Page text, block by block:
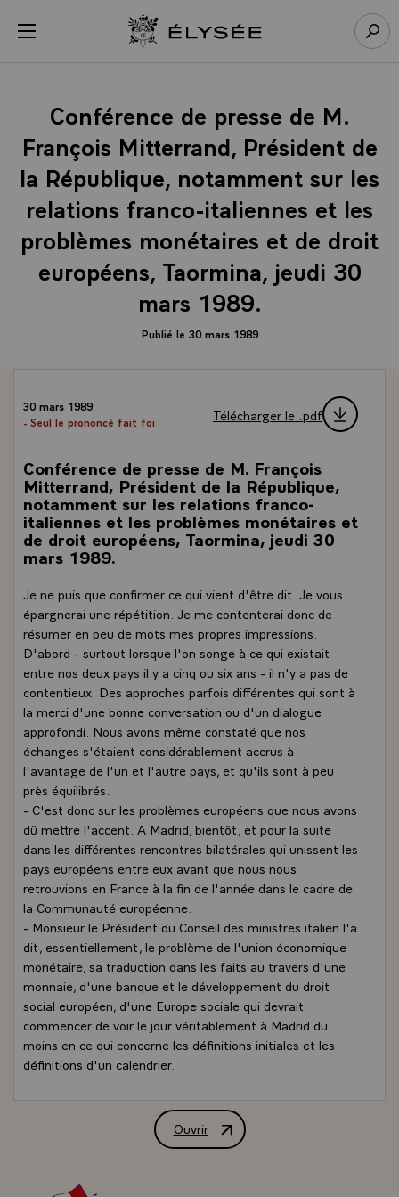
menu Retour à l’accueil Élysée
Conférence de presse de M.
François Mitterrand, Président de
la République, notamment sur les
relations franco-italiennes et les
problèmes monétaires et de droit
européens, Taormina, jeudi 30
mars 1989.
Publié le 30 mars 1989
30 mars 1989
- Seul le prononcé fait foi
Télécharger le .pdf
Conférence de presse de M. François
Mitterrand, Président de la République,
notamment sur les relations franco-
italiennes et les problèmes monétaires et
de droit européens, Taormina, jeudi 30
mars 1989.
Je ne puis que confirmer ce qui vient d'être dit. Je vous
épargnerai une répétition. Je me contenterai donc de
résumer en peu de mots mes propres impressions.
D'abord - surtout lorsque l'on songe à ce qui existait
entre nos deux pays il y a cinq ou six ans - il n'y a pas de
contentieux. Des approches parfois différentes qui sont à
la merci d'une bonne conversation ou d'un dialogue
approfondi. Nous avons même constaté que nos
échanges s'étaient considérablement accrus à
l'avantage de l'un et l'autre pays, et qu'ils sont à peu
près équilibrés.
- C'est donc sur les problèmes européens que nous avons
dû mettre l'accent. A Madrid, bientôt, et pour la suite
dans les différentes rencontres bilatérales qui unissent les
pays européens entre eux avant que nous nous
retrouvions en France à la fin de l'année dans le cadre de
la Communauté européenne.
- Monsieur le Président du Conseil des ministres italien l'a
dit, essentiellement, le problème de l'union économique
monétaire, sa traduction dans les faits au travers d'une
monnaie, d'une banque et le développement du droit
social européen, d'une Europe sociale qui devrait
commencer de voir le jour véritablement à Madrid du
moins en ce qui concerne les définitions initiales et les
définitions d'un calendrier.
grands pays industriels au mois de juillet à Paris. La
préoccupation qui est la mienne de placer en exergue le
des pays pauvres ou intermédiaires endettés. D'autres
Ouvrir
Conférence de presse de M.
Panneau de gestion des cookies